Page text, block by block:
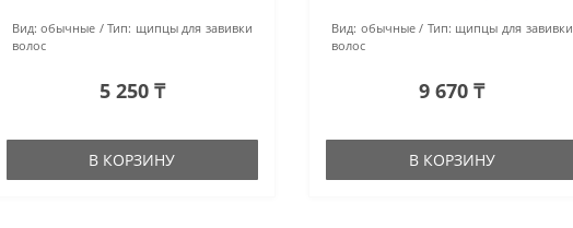
Вид: обычные Тип: щипцы для завивки
волос
5 250 ₸
В КОРЗИНУ
Вид: обычные Тип: щипцы для завивки
волос
9 670 ₸
В КОРЗИНУ